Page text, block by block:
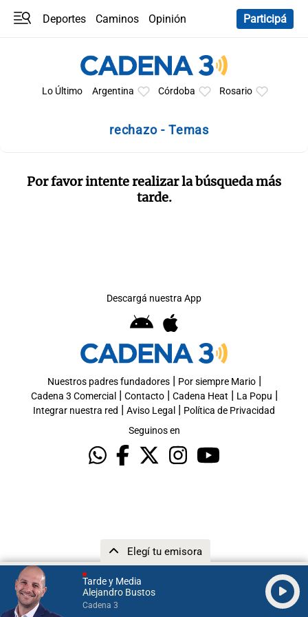
Tarde y Media
Alejandro Bustos
Cadena 3
Elegí tu emisora
Deportes Caminos
Opinión
Participá
Lo Último Argentina Córdoba Rosario
rechazo - Temas
Por favor intente realizar la búsqueda más
tarde.
Descargá nuestra App
Nuestros padres fundadores| Por siempre Mario|
Cadena 3 Comercial | Contacto| Cadena Heat | La Popu |
Integrar nuestra red | Aviso Legal | Política de Privacidad
Seguinos en